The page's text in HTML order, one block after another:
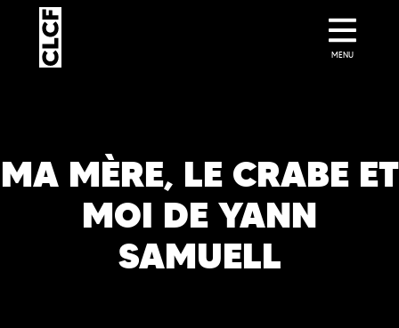
MA MÈRE, LE CRABE ET
MOI DE YANN
SAMUELL
MENU